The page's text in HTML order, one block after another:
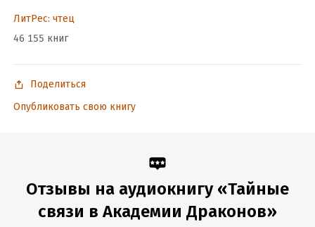
ЛитРес: чтец
46 155 книг
Поделиться
Опубликовать свою книгу
Отзывы на аудиокнигу «Тайные
связи в Академии Драконов»